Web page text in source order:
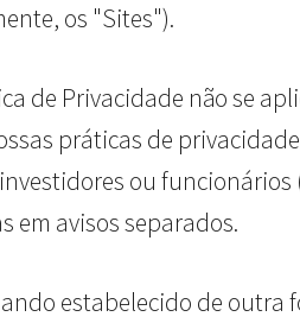
os "Sites").
de Privacidade não se
práticas de
ou
em avisos separados.
estabelecido de outra